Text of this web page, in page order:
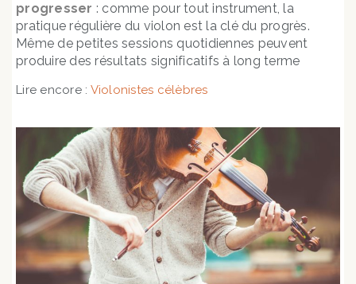
progresser : comme pour tout instrument, la
pratique régulière du violon est la clé du progrès.
Même de petites sessions quotidiennes peuvent
produire des résultats significatifs à long terme
Lire encore : Violonistes célèbres